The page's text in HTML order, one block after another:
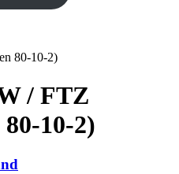
80-10-2)
/ FTZ
10-2)